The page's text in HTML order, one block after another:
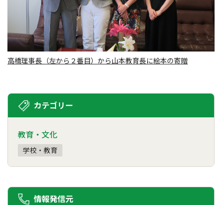
高橋理事長（左から２番目）から山本教育長に絵本の寄贈
カテゴリー
教育・文化
学校・教育
情報発信元